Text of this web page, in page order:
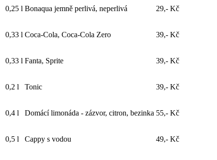
0,25 l Bonaqua jemně perlivá, neperlivá 29,- Kč
0,33 l Coca-Cola, Coca-Cola Zero 39,- Kč
0,33 l Fanta, Sprite 39,- Kč
0,2 l Tonic 39,- Kč
0,4 l Domácí limonáda - zázvor, citron, bezinka 55,- Kč
0,5 l Cappy s vodou 49,- Kč